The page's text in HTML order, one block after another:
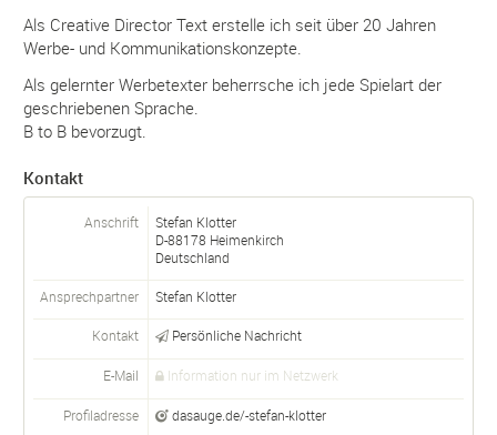
Als Creative Director Text erstelle ich seit über 20 Jahren
Werbe- und Kommunikationskonzepte.
Als gelernter Werbetexter beherrsche ich jede Spielart der
geschriebenen Sprache.
B to B bevorzugt.
Kontakt
Anschrift
Stefan Klotter
D-88178 Heimenkirch
Deutschland
Ansprechpartner Stefan Klotter
Kontakt Persönliche Nachricht
E-Mail Information nur im Netzwerk
Profiladresse dasauge.de/-stefan-klotter